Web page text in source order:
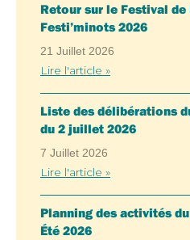
Retour sur le Festival
Festi’minots 2026
21 Juillet 2026
Lire l'article »
Liste des délibérations
du 2 juillet 2026
7 Juillet 2026
Lire l'article »
Planning des activités
Été 2026